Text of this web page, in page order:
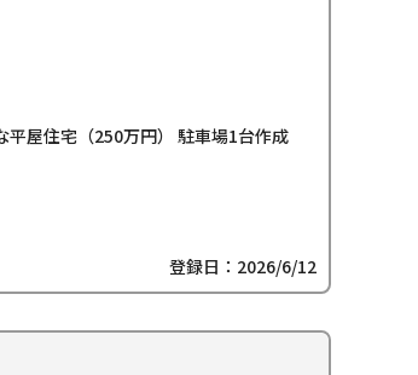
屋住宅（250万円） 駐車場1台作成
登録日：2026/6/12